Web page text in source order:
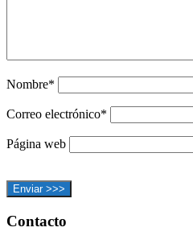
Nombre*
Correo electrónico*
Página web
Footer
Contacto